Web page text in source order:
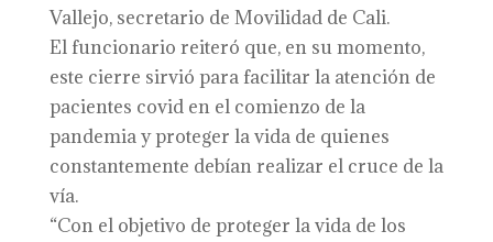
Vallejo, secretario de Movilidad de Cali.
El funcionario reiteró que, en su momento,
este cierre sirvió para facilitar la atención de
pacientes covid en el comienzo de la
pandemia y proteger la vida de quienes
constantemente debían realizar el cruce de la
vía.
“Con el objetivo de proteger la vida de los